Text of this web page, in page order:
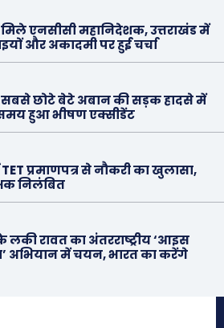
एनसीसी महानिदेशक, उत्तराखंड में
और अकादमी पर हुई चर्चा
छोटे बेटे अबान की सड़क हादसे में
हुआ भीषण एक्सीडेंट
प्रमाणपत्र से नौकरी का खुलासा,
निलंबित
रावत का अंतरराष्ट्रीय ‘आइस
अभियान में चयन, भारत का करेंगे